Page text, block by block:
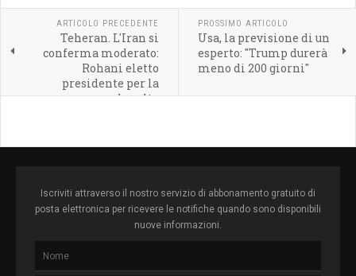
ARTICOLO PRECEDENTE
Teheran. L'Iran si
conferma moderato:
Rohani eletto
presidente per la
seconda volta
PROSSIMO ARTICOLO
Usa, la previsione di un
esperto: "Trump durerà
meno di 200 giorni"
Iscriviti attraverso il nostro servizio di abbonamento gratuito di
posta elettronica per ricevere le notifiche quando sono disponibili
nuove informazioni.